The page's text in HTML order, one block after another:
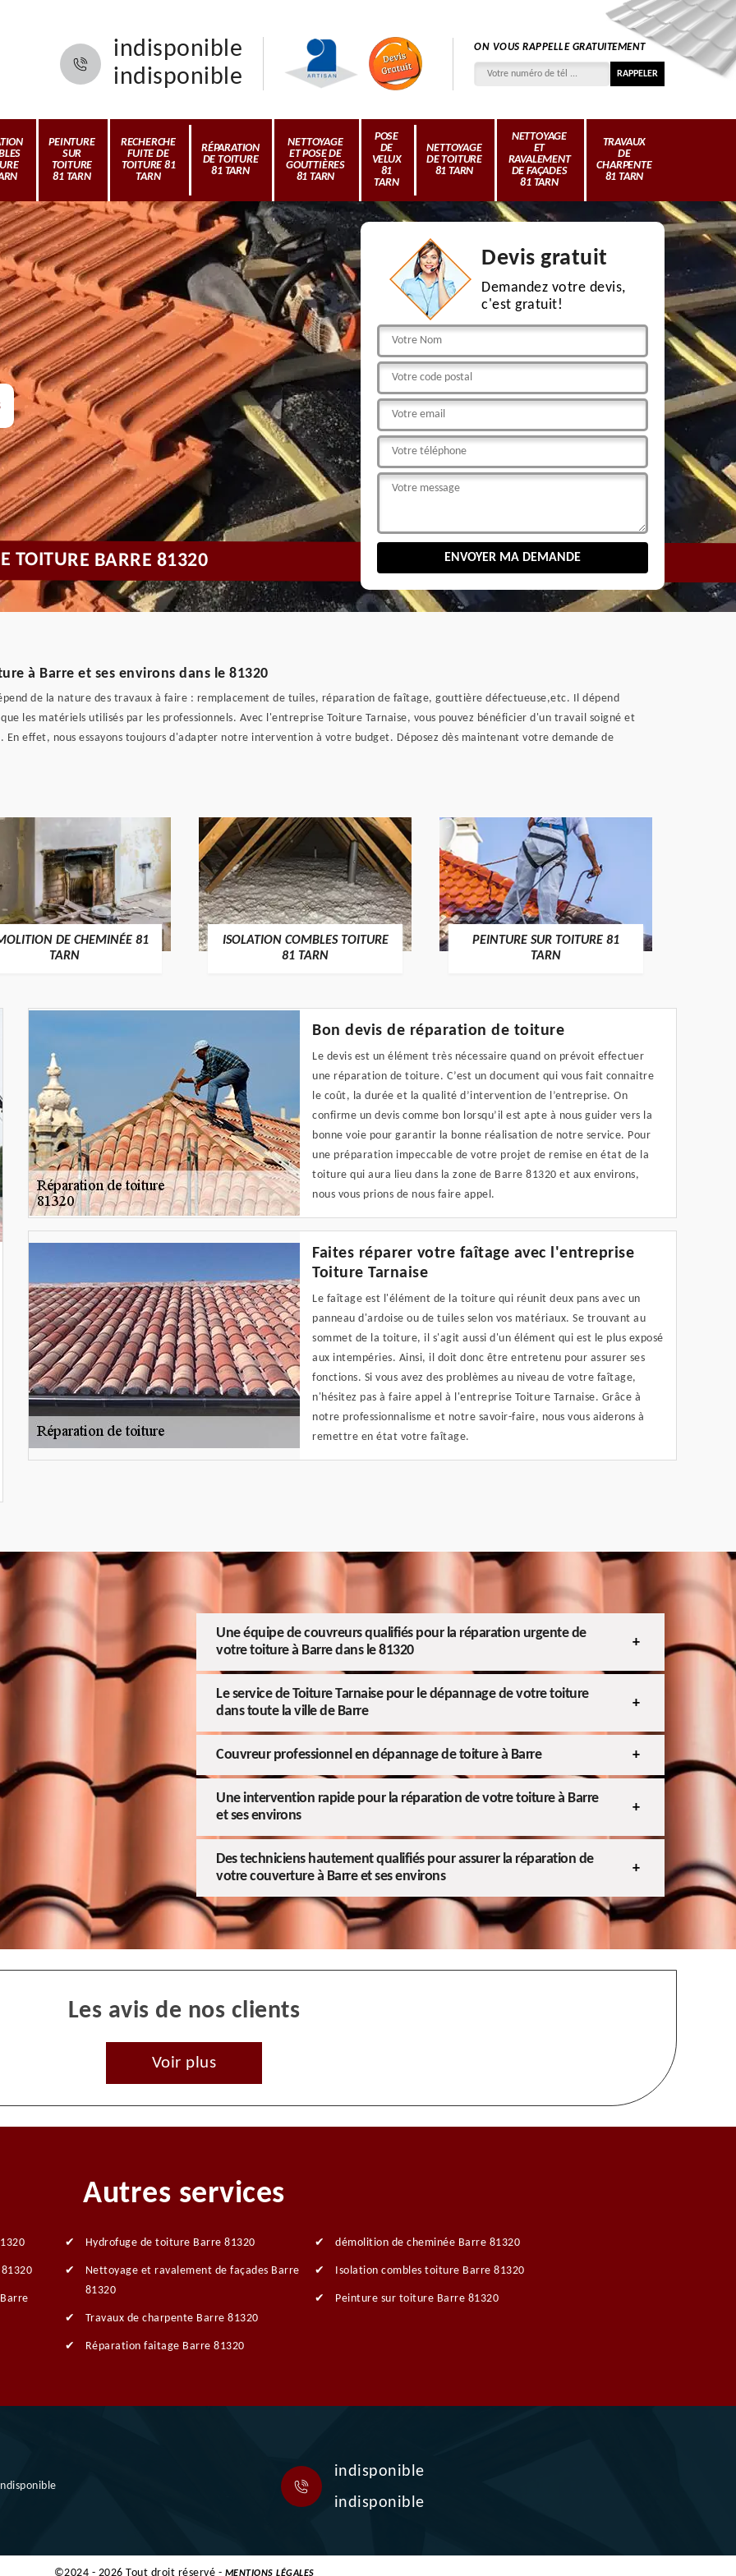
indisponible
indisponible
ON VOUS RAPPELLE GRATUITEMENT
PEINTURE
SUR
TOITURE
81 TARN
RECHERCHE
FUITE DE
TOITURE 81
TARN
RÉPARATION
DE TOITURE
81 TARN
NETTOYAGE
ET POSE DE
GOUTTIÈRES
81 TARN
POSE
DE
VELUX
81
TARN
NETTOYAGE
DE TOITURE
81 TARN
NETTOYAGE
ET
RAVALEMENT
DE FAÇADES
81 TARN
TRAVAUX
DE
CHARPENTE
81 TARN
Devis gratuit
Demandez votre devis,
c'est gratuit!
TOITURE BARRE 81320
à Barre et ses environs dans le 81320
de la nature des travaux à faire : remplacement de tuiles, réparation de faîtage, gouttière défectueuse,etc. Il dépend
les matériels utilisés par les professionnels. Avec l'entreprise Toiture Tarnaise, vous pouvez bénéficier d'un travail soigné et
effet, nous essayons toujours d'adapter notre intervention à votre budget. Déposez dès maintenant votre demande de
DE CHEMINÉE 81
TARN
ISOLATION COMBLES TOITURE
81 TARN
PEINTURE SUR TOITURE 81
TARN
Bon devis de réparation de toiture
Le devis est un élément très nécessaire quand on prévoit effectuer
une réparation de toiture. C’est un document qui vous fait connaitre
le coût, la durée et la qualité d’intervention de l’entreprise. On
confirme un devis comme bon lorsqu’il est apte à nous guider vers la
bonne voie pour garantir la bonne réalisation de notre service. Pour
une préparation impeccable de votre projet de remise en état de la
toiture qui aura lieu dans la zone de Barre 81320 et aux environs,
nous vous prions de nous faire appel.
Faites réparer votre faîtage avec l'entreprise
Toiture Tarnaise
Le faîtage est l'élément de la toiture qui réunit deux pans avec un
panneau d'ardoise ou de tuiles selon vos matériaux. Se trouvant au
sommet de la toiture, il s'agit aussi d'un élément qui est le plus exposé
aux intempéries. Ainsi, il doit donc être entretenu pour assurer ses
fonctions. Si vous avez des problèmes au niveau de votre faîtage,
n'hésitez pas à faire appel à l'entreprise Toiture Tarnaise. Grâce à
notre professionnalisme et notre savoir-faire, nous vous aiderons à
remettre en état votre faîtage.
Une équipe de couvreurs qualifiés pour la réparation urgente de
votre toiture à Barre dans le 81320
Le service de Toiture Tarnaise pour le dépannage de votre toiture
dans toute la ville de Barre
Couvreur professionnel en dépannage de toiture à Barre
Une intervention rapide pour la réparation de votre toiture à Barre
et ses environs
Des techniciens hautement qualifiés pour assurer la réparation de
votre couverture à Barre et ses environs
Les avis de nos clients
Voir plus
Autres services
Hydrofuge de toiture Barre 81320
Nettoyage et ravalement de façades Barre
81320
Travaux de charpente Barre 81320
Réparation faitage Barre 81320
démolition de cheminée Barre 81320
Isolation combles toiture Barre 81320
Peinture sur toiture Barre 81320
indisponible
indisponible
©2024 - 2026 Tout droit réservé - MENTIONS LÉGALES